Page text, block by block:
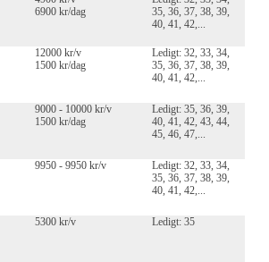
6900 kr/dag
35, 36, 37, 38, 39,
40, 41, 42,...
12000 kr/v
1500 kr/dag
Ledigt: 32, 33, 34,
35, 36, 37, 38, 39,
40, 41, 42,...
9000 - 10000 kr/v
1500 kr/dag
Ledigt: 35, 36, 39,
40, 41, 42, 43, 44,
45, 46, 47,...
9950 - 9950 kr/v
Ledigt: 32, 33, 34,
35, 36, 37, 38, 39,
40, 41, 42,...
5300 kr/v Ledigt: 35